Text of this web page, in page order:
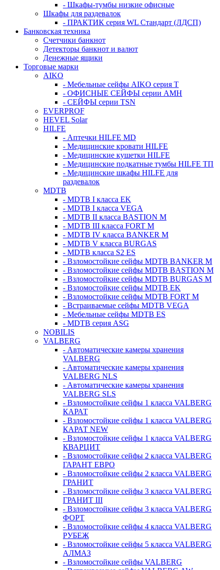
- Шкафы-тумбы низкие офисные
Шкафы для раздевалок
- ПРАКТИК серия WL Стандарт (ЛДСП)
Банковская техника
Счетчики банкнот
Детекторы банкнот и валют
Денежные ящики
Торговые марки
AIKO
- Мебельные сейфы AIKO серия Т
- ОФИСНЫЕ СЕЙФЫ серии AMH
- СЕЙФЫ серии TSN
EVERPROF
HEVEL Solar
HILFE
- Аптечки HILFE MD
- Медицинские кровати HILFE
- Медицинские кушетки HILFE
- Медицинские подкатные тумбы HILFE ТП
- Медицинские шкафы HILFE для
раздевалок
MDTB
- MDTB I класса EK
- MDTB I класса VEGA
- MDTB II класса BASTION M
- MDTB III класса FORT M
- MDTB IV класса BANKER M
- MDTB V класса BURGAS
- MDTB класса S2 ES
- Взломостойкие сейфы MDTB BANKER M
- Взломостойкие сейфы MDTB BASTION M
- Взломостойкие сейфы MDTB BURGAS M
- Взломостойкие сейфы MDTB EK
- Взломостойкие сейфы MDTB FORT M
- Встраиваемые сейфы MDTB VEGA
- Мебельные сейфы MDTB ES
- MDTB серия ASG
NOBILIS
VALBERG
- Автоматические камеры хранения
VALBERG
- Автоматические камеры хранения
VALBERG NLS
- Автоматические камеры хранения
VALBERG SLS
- Взломостойкие сейфы 1 класса VALBERG
КАРАТ
- Взломостойкие сейфы 1 класса VALBERG
КАРАТ NEW
- Взломостойкие сейфы 1 класса VALBERG
КВАРЦИТ
- Взломостойкие сейфы 2 класса VALBERG
ГАРАНТ ЕВРО
- Взломостойкие сейфы 2 класса VALBERG
ГРАНИТ
- Взломостойкие сейфы 3 класса VALBERG
ГРАНИТ III
- Взломостойкие сейфы 3 класса VALBERG
ФОРТ
- Взломостойкие сейфы 4 класса VALBERG
РУБЕЖ
- Взломостойкие сейфы 5 класса VALBERG
АЛМАЗ
- Взломостойкие сейфы VALBERG